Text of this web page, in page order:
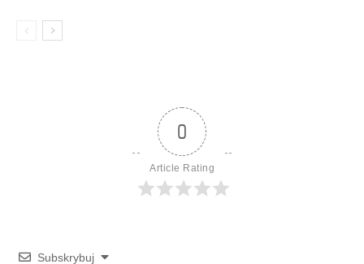
0
Article Rating
Subskrybuj